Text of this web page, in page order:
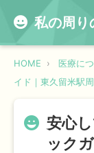
私の周り
HOME 医療に
イド｜東久留米駅
安心
ック